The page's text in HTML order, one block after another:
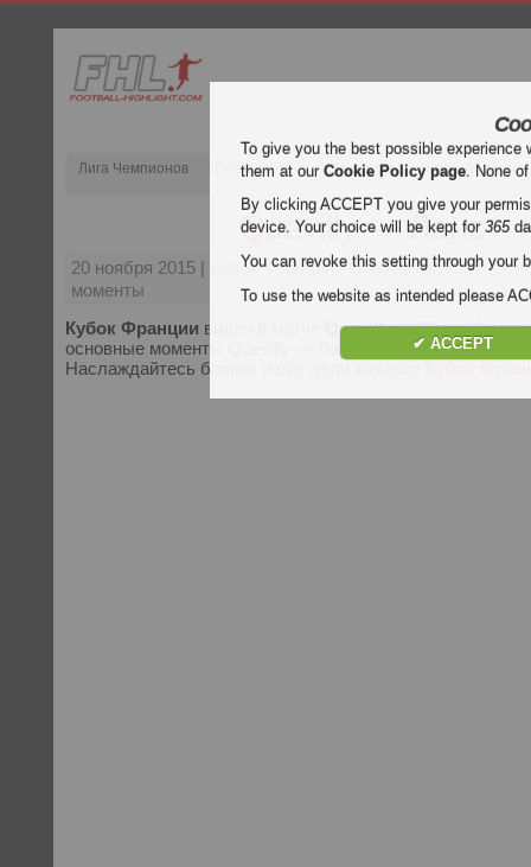
Лига Чемпионов Премьер-лига Испания Примера Дивизион
Quevilly — Ланс
20 ноября 2015 | Кубок Франции | Quevilly &#; Ланс
моменты
Кубок Франции видео в матче Quevilly — Ланс.
основные моменты Quevilly — Ланс бесплатно на
Наслаждайтесь бликов и все цели каждого
To give you the best possible
them at ourCookie Policy page. None
By clicking ACCEPT you give your
device. Your choice will be kept for365
You can revoke this setting through your
To use the website as intended please
✔ ACCEPT